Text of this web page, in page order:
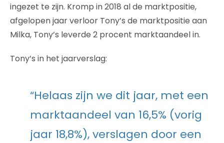
ingezet te zijn. Kromp in 2018 al de marktpositie,
afgelopen jaar verloor Tony’s de marktpositie aan
Milka, Tony’s leverde 2 procent marktaandeel in.
Tony’s in het jaarverslag:
“Helaas zijn we dit jaar, met een
marktaandeel van 16,5% (vorig
jaar 18,8%), verslagen door een